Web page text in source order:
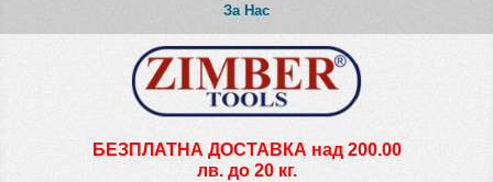
За Нас
БЕЗПЛАТНА ДОСТАВКА над 200.00
лв. до 20 кг.